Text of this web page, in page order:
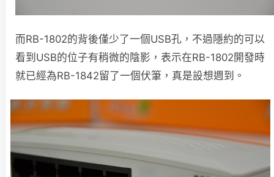
而RB-1802的背後僅少了一個USB孔，不過隱約的可以
看到USB的位子有稍微的陰影，表示在RB-1802開發時
就已經為RB-1842留了一個伏筆，真是設想週到。